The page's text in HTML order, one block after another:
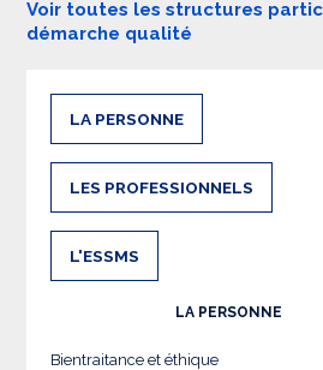
Voir toutes les structures
démarche qualité
LA PERSONNE
LES PROFESSIONNELS
L'ESSMS
LA PERSONNE
Bientraitance et éthique